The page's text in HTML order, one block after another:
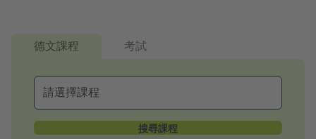
德文課程 考試
搜尋課程